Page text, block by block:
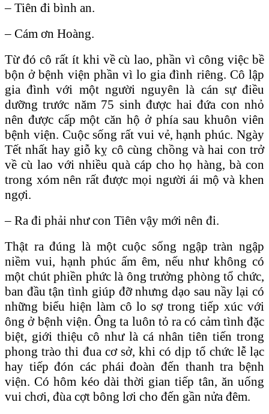
– Tiên đi bình an.
– Cám ơn Hoàng.
Từ đó cô rất ít khi về cù lao, phần vì công việc bề
bộn ở bệnh viện phần vì lo gia đình riêng. Cô lập
gia đình với một người nguyên là cán sự điều
dưỡng trước năm 75 sinh được hai đứa con nhỏ
nên được cấp một căn hộ ở phía sau khuôn viên
bệnh viện. Cuộc sống rất vui vẻ, hạnh phúc. Ngày
Tết nhất hay giỗ kỵ cô cùng chồng và hai con trở
về cù lao với nhiều quà cáp cho họ hàng, bà con
trong xóm nên rất được mọi người ái mộ và khen
ngợi.
– Ra đi phải như con Tiên vậy mới nên đi.
Thật ra đúng là một cuộc sống ngập tràn ngập
niềm vui, hạnh phúc ấm êm, nếu như không có
một chút phiền phức là ông trưởng phòng tổ chức,
ban đầu tận tình giúp đỡ nhưng dạo sau nầy lại có
những biểu hiện làm cô lo sợ trong tiếp xúc với
ông ở bệnh viện. Ông ta luôn tỏ ra có cảm tình đặc
biệt, giới thiệu cô như là cá nhân tiên tiến trong
phong trào thi đua cơ sở, khi có dịp tổ chức lễ lạc
hay tiếp đón các phái đoàn đến thanh tra bệnh
viện. Có hôm kéo dài thời gian tiếp tân, ăn uống
vui chơi, đùa cợt bông lơi cho đến gần nửa đêm.